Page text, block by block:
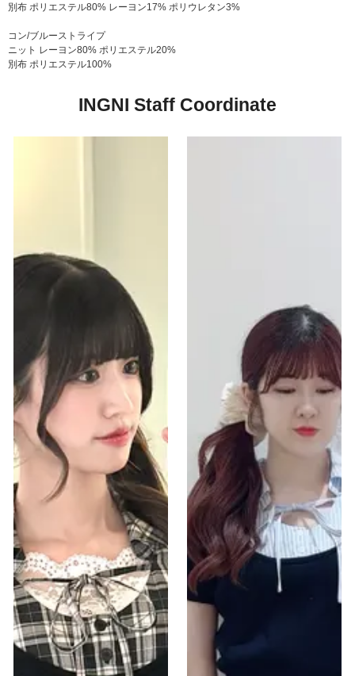
別布 ポリエステル80% レーヨン17% ポリウレタン3%
コン/ブルーストライプ
ニット レーヨン80% ポリエステル20%
別布 ポリエステル100%
INGNI Staff Coordinate